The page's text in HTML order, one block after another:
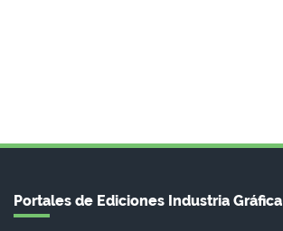
Portales de Ediciones Industria Gráfica